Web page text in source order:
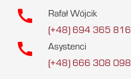
call
Rafał Wójcik
(+48) 694 365 816
call
Asystenci
(+48) 666 308 098